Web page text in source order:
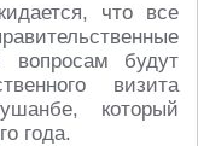
что все
вопросам будут
визита
который
года.